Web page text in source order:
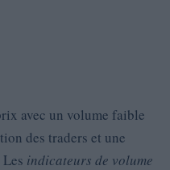
avec un volume faible
des traders et une
indicateurs de volume